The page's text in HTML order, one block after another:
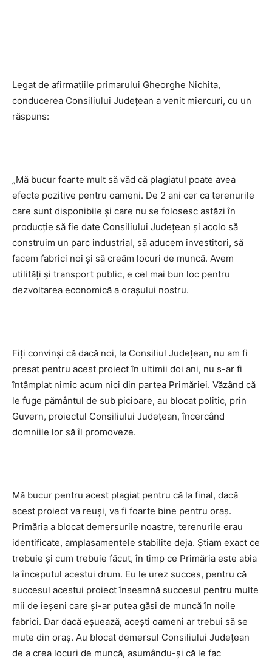
Legat de afirmațiile primarului Gheorghe Nichita,
conducerea Consiliului Județean a venit miercuri, cu un
răspuns:
„Mă bucur foarte mult să văd că plagiatul poate avea
efecte pozitive pentru oameni. De 2 ani cer ca terenurile
care sunt disponibile și care nu se folosesc astăzi în
producție să fie date Consiliului Județean și acolo să
construim un parc industrial, să aducem investitori, să
facem fabrici noi și să creăm locuri de muncă. Avem
utilități și transport public, e cel mai bun loc pentru
dezvoltarea economică a orașului nostru.
Fiți convinși că dacă noi, la Consiliul Județean, nu am fi
presat pentru acest proiect în ultimii doi ani, nu s-ar fi
întâmplat nimic acum nici din partea Primăriei. Văzând că
le fuge pământul de sub picioare, au blocat politic, prin
Guvern, proiectul Consiliului Județean, încercând
domniile lor să îl promoveze.
Mă bucur pentru acest plagiat pentru că la final, dacă
acest proiect va reuși, va fi foarte bine pentru oraș.
Primăria a blocat demersurile noastre, terenurile erau
identificate, amplasamentele stabilite deja. Știam exact ce
trebuie și cum trebuie făcut, în timp ce Primăria este abia
la începutul acestui drum. Eu le urez succes, pentru că
succesul acestui proiect înseamnă succesul pentru multe
mii de ieșeni care și-ar putea găsi de muncă în noile
fabrici. Dar dacă eșuează, acești oameni ar trebui să se
mute din oraș. Au blocat demersul Consiliului Județean
de a crea locuri de muncă, asumându-și că le fac